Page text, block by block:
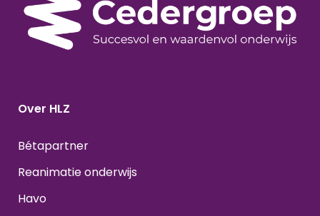
Over HLZ
Bétapartner
Reanimatie onderwijs
Havo